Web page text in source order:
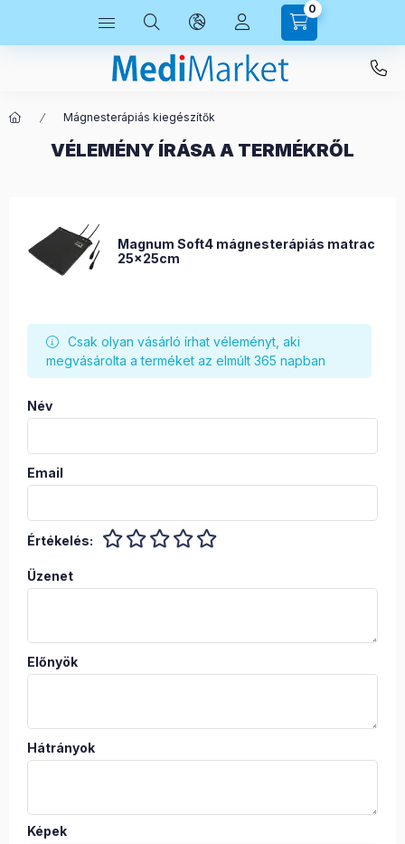
0
Mágnesterápiás kiegészítők
VÉLEMÉNY ÍRÁSA A TERMÉKRŐL
Magnum Soft4 mágnesterápiás matrac
25x25cm
Csak olyan vásárló írhat véleményt, aki
megvásárolta a terméket az elmúlt 365 napban
Név
Email
Értékelés:
Üzenet
Előnyök
Hátrányok
Képek